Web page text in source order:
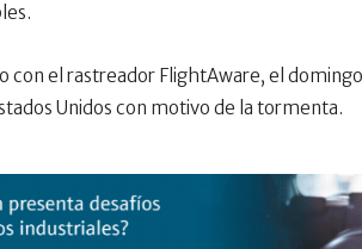
con el rastreador FlightAware, el
Unidos con motivo de la tormenta.